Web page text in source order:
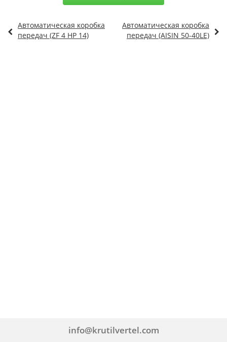
Автоматическая коробка
передач (ZF 4 HP 14)
Автоматическая коробка
передач (AISIN 50-40LE)
info@krutilvertel.com